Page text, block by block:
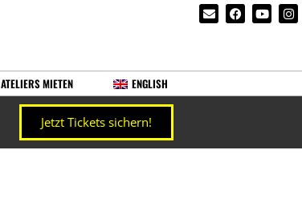
ATELIERS MIETEN ENGLISH
Jetzt Tickets sichern!